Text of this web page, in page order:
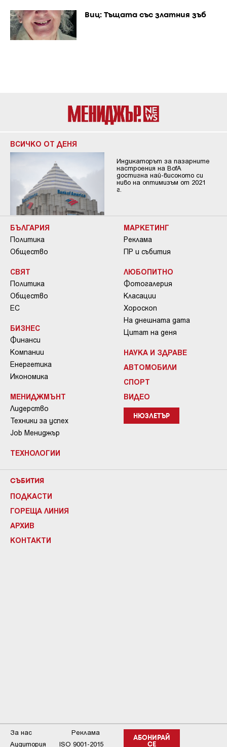
Виц: Тъщата със златния зъб
ВСИЧКО ОТ ДЕНЯ
Индикаторът за пазарните
настроения на BofA
достигна най-високото си
ниво на оптимизъм от 2021
г.
БЪЛГАРИЯ
Политика
Общество
СВЯТ
Политика
Общество
ЕС
БИЗНЕС
Финанси
Компании
Енергетика
Икономика
МЕНИДЖМЪНТ
Лидерство
Техники за успех
Job Мениджър
ТЕХНОЛОГИИ
МАРКЕТИНГ
Реклама
ПР и събития
ЛЮБОПИТНО
Фотогалерия
Класации
Хороскоп
На днешната дата
Цитат на деня
НАУКА И ЗДРАВЕ
АВТОМОБИЛИ
СПОРТ
ВИДЕО
НЮЗЛЕТЪР
СЪБИТИЯ
ПОДКАСТИ
ГОРЕЩА ЛИНИЯ
АРХИВ
КОНТАКТИ
АБОНИРАЙ
СЕ
За нас
Реклама
Аудитория
ISO 9001-2015